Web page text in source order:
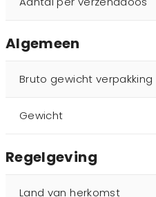
Algemeen
Bruto gewicht verpakking
Gewicht
Regelgeving
Land van herkomst